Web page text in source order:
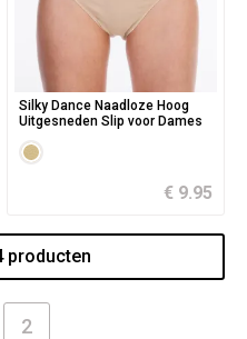
Silky Dance Naadloze Hoog
Uitgesneden Slip voor Dames
€ 9.95
producten
2